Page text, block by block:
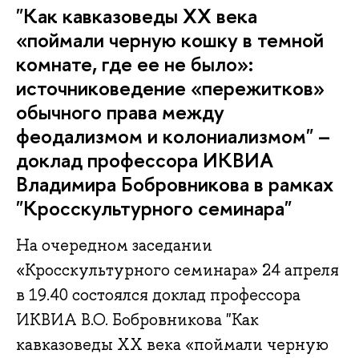
"Как кавказоведы ХХ века
«поймали черную кошку в темной
комнате, где ее не было»:
источниковедение «пережитков»
обычного права между
феодализмом и колониализмом" –
доклад профессора ИКВИА
Владимира Бобровникова в рамках
"Кросскультурного семинара"
На очередном заседании
«Кросскультурного семинара» 24 апреля
в 19.40 состоялся доклад профессора
ИКВИА В.О. Бобровникова "Как
кавказоведы ХХ века «поймали черную